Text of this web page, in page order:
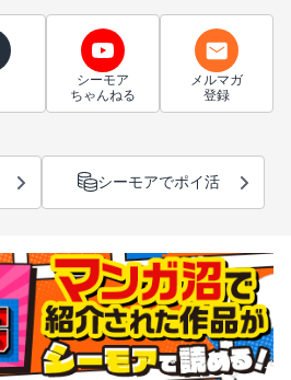
シーモア
ちゃんねる
メルマガ
登録
シーモアでポイ活